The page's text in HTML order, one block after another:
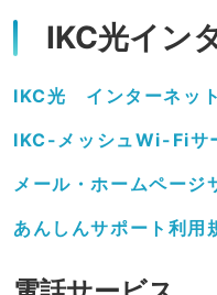
IKC光イン
IKC光 インターネッ
IKC-メッシュWi-Fiサ
メール・ホームページ
あんしんサポート利用